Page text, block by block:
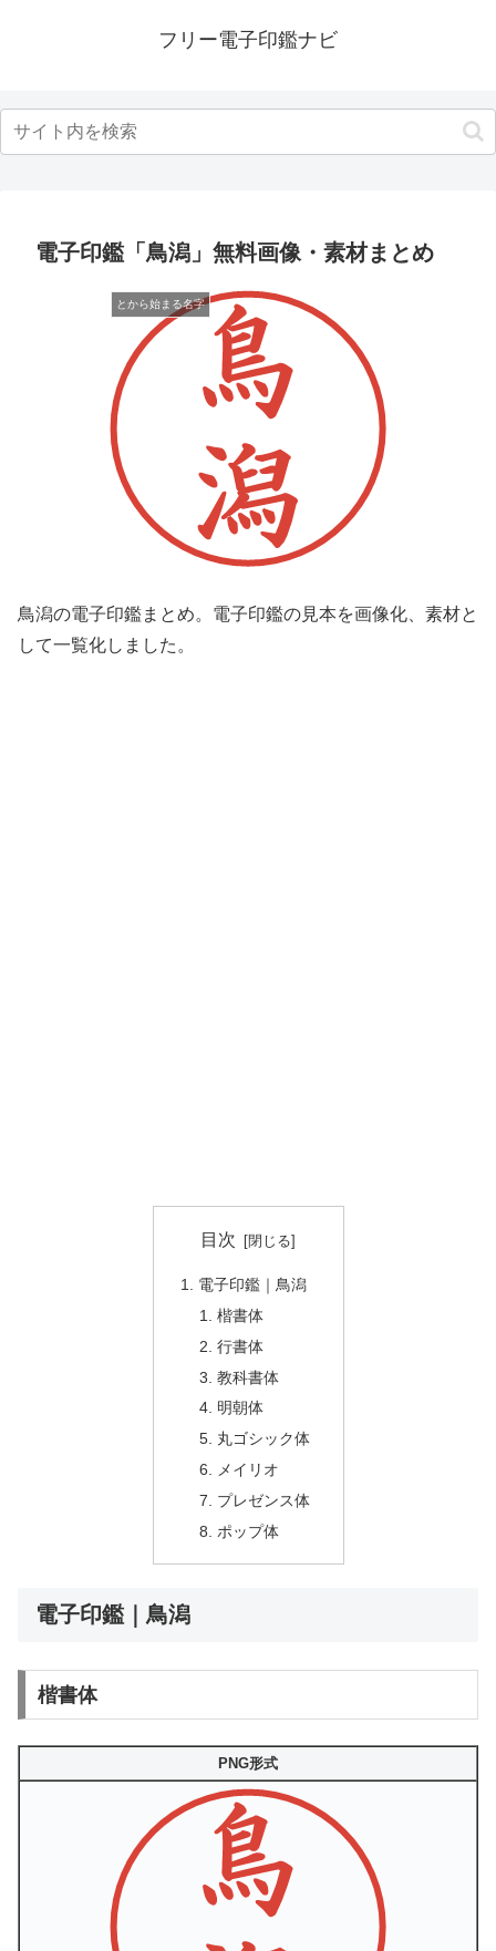
フリー電子印鑑ナビ
電子印鑑「鳥潟」無料画像・素材まとめ
とから始まる名字
鳥潟の電子印鑑まとめ。電子印鑑の見本を画像化、素材と
して一覧化しました。
目次
電子印鑑｜鳥潟
楷書体
行書体
教科書体
明朝体
丸ゴシック体
メイリオ
プレゼンス体
ポップ体
電子印鑑｜鳥潟
楷書体
PNG形式